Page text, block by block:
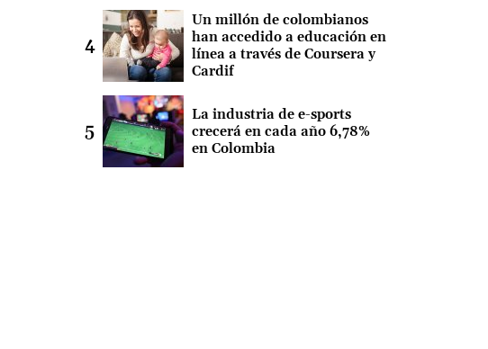
Un millón de colombianos
han accedido a educación en
línea a través de Coursera y
Cardif
La industria de e-sports
crecerá en cada año 6,78%
en Colombia